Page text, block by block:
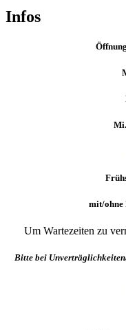
Infos
mit/ohne
Um Wartezeiten zu
Bitte bei